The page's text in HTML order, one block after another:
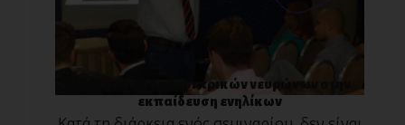
Η δύναμη των κατοπτρικών νευρώνων στην
εκπαίδευση ενηλίκων